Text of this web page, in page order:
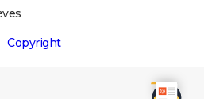
Copyright